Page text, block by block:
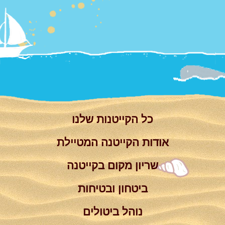
וידאו
כל הקייטנות שלנו
אודות הקייטנה המטיילת
שריון מקום בקייטנה
ביטחון ובטיחות
נוהל ביטולים